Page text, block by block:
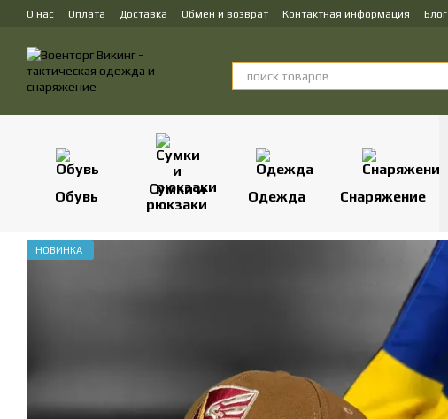
Перейти к основному контенту
О нас Оплата Доставка Обмен и возврат Контактная информация Блог
Обувь
Сумки и
рюкзаки
Одежда Снаряжение
НОВИНКА